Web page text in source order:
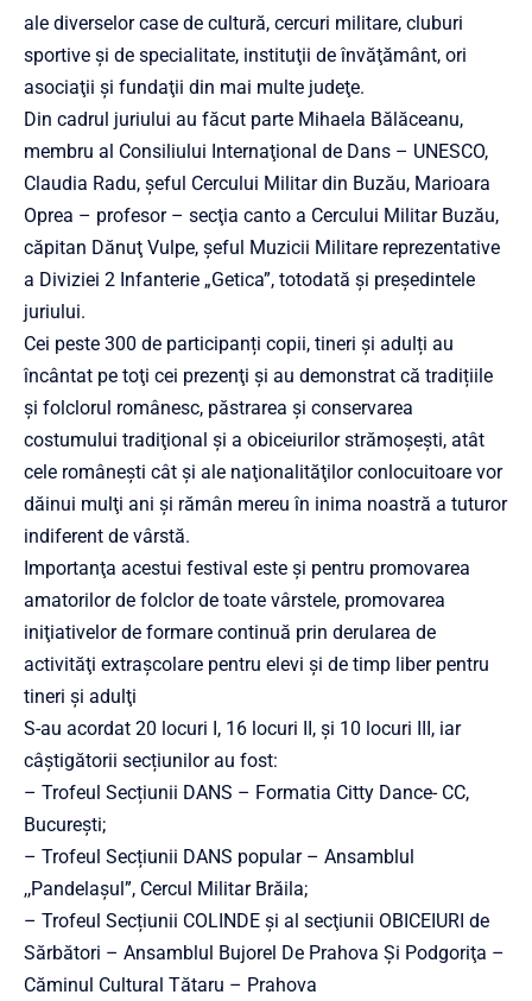
ale diverselor case de cultură, cercuri militare, cluburi
sportive şi de specialitate, instituţii de învăţământ, ori
asociaţii şi fundaţii din mai multe judeţe.
Din cadrul juriului au făcut parte Mihaela Bălăceanu,
membru al Consiliului Internaţional de Dans – UNESCO,
Claudia Radu, şeful Cercului Militar din Buzău, Marioara
Oprea – profesor – secţia canto a Cercului Militar Buzău,
căpitan Dănuţ Vulpe, şeful Muzicii Militare reprezentative
a Diviziei 2 Infanterie „Getica”, totodată şi preşedintele
juriului.
Cei peste 300 de participanți copii, tineri şi adulți au
încântat pe toţi cei prezenţi şi au demonstrat că tradițiile
și folclorul românesc, păstrarea şi conservarea
costumului tradiţional şi a obiceiurilor strămoşeşti, atât
cele româneşti cât şi ale naţionalităţilor conlocuitoare vor
dăinui mulţi ani şi rămân mereu în inima noastră a tuturor
indiferent de vârstă.
Importanţa acestui festival este şi pentru promovarea
amatorilor de folclor de toate vârstele, promovarea
iniţiativelor de formare continuă prin derularea de
activităţi extraşcolare pentru elevi şi de timp liber pentru
tineri şi adulţi
S-au acordat 20 locuri I, 16 locuri II, şi 10 locuri III, iar
câștigătorii secțiunilor au fost:
– Trofeul Secțiunii DANS – Formatia Citty Dance- CC,
Bucureşti;
– Trofeul Secțiunii DANS popular – Ansamblul
,,Pandelașul”, Cercul Militar Brăila;
– Trofeul Secțiunii COLINDE şi al secţiunii OBICEIURI de
Sărbători – Ansamblul Bujorel De Prahova Şi Podgoriţa –
Căminul Cultural Tătaru – Prahova